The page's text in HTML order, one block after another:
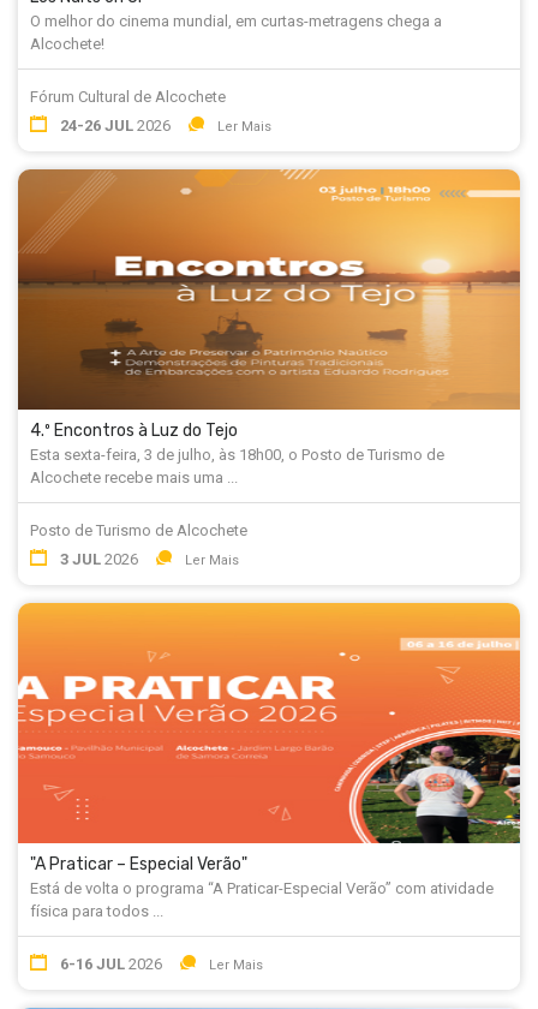
O melhor do cinema mundial, em curtas-metragens chega a
Alcochete!
Fórum Cultural de Alcochete
24-26 JUL 2026 Ler Mais
4.º Encontros à Luz do Tejo
Esta sexta-feira, 3 de julho, às 18h00, o Posto de Turismo de
Alcochete recebe mais uma ...
Posto de Turismo de Alcochete
3 JUL 2026 Ler Mais
"A Praticar – Especial Verão"
Está de volta o programa “A Praticar-Especial Verão” com atividade
física para todos ...
6-16 JUL 2026 Ler Mais